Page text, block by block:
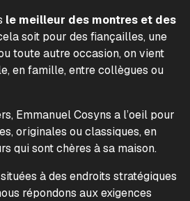
le meilleur des montres et des
soit pour des fiançailles, une
toute autre occasion, on vient
en famille, entre collègues ou
Emmanuel Cosyns a l’oeil pour
originales ou classiques, en
qui sont chères à sa maison.
à des endroits stratégiques
répondons aux exigences